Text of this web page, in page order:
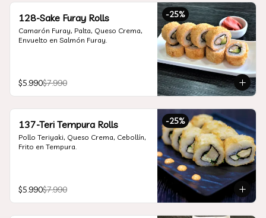
-25%
128-Sake Furay Rolls
Camarón Furay, Palta, Queso Crema,
Envuelto en Salmón Furay.
$5.990$7.990
-25%
137-Teri Tempura Rolls
Pollo Teriyaki, Queso Crema, Cebollín,
Frito en Tempura.
$5.990$7.990